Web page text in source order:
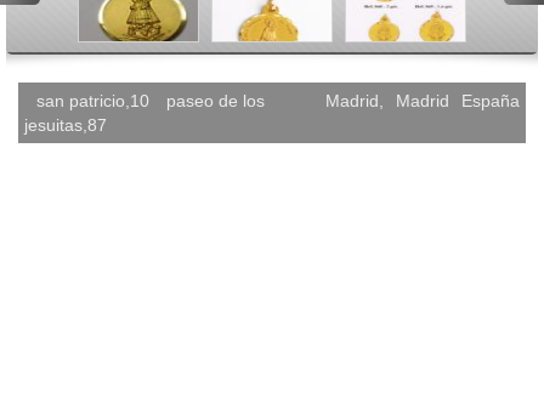
san patricio,10
paseo de los
jesuitas,87
Madrid Madrid España